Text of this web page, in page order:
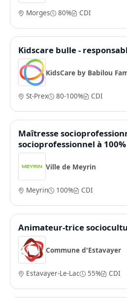
Morges 80% CDI
Kidscare bulle -
KidsCare by Babilou
St-Prex 80-100% CDI
Maîtresse
socioprofessionnel à 100%
Ville de Meyrin
Meyrin 100% CDI
Animateur-trice
Commune d'Estavayer
Estavayer-Le-Lac 55% CDI